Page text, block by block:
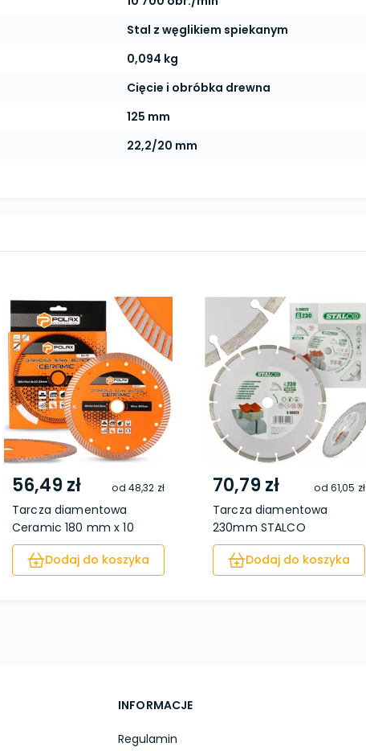
Stal z węglikiem spiekanym
0,094 kg
Cięcie i obróbka drewna
125 mm
22,2/20 mm
56,49 zł od 48,32 zł
Tarcza diamentowa
Ceramic 180 mm x 10
mm...
Dodaj do koszyka
70,79 zł od 61,05 zł
Tarcza diamentowa
230mm STALCO
Dodaj do koszyka
INFORMACJE
Regulamin